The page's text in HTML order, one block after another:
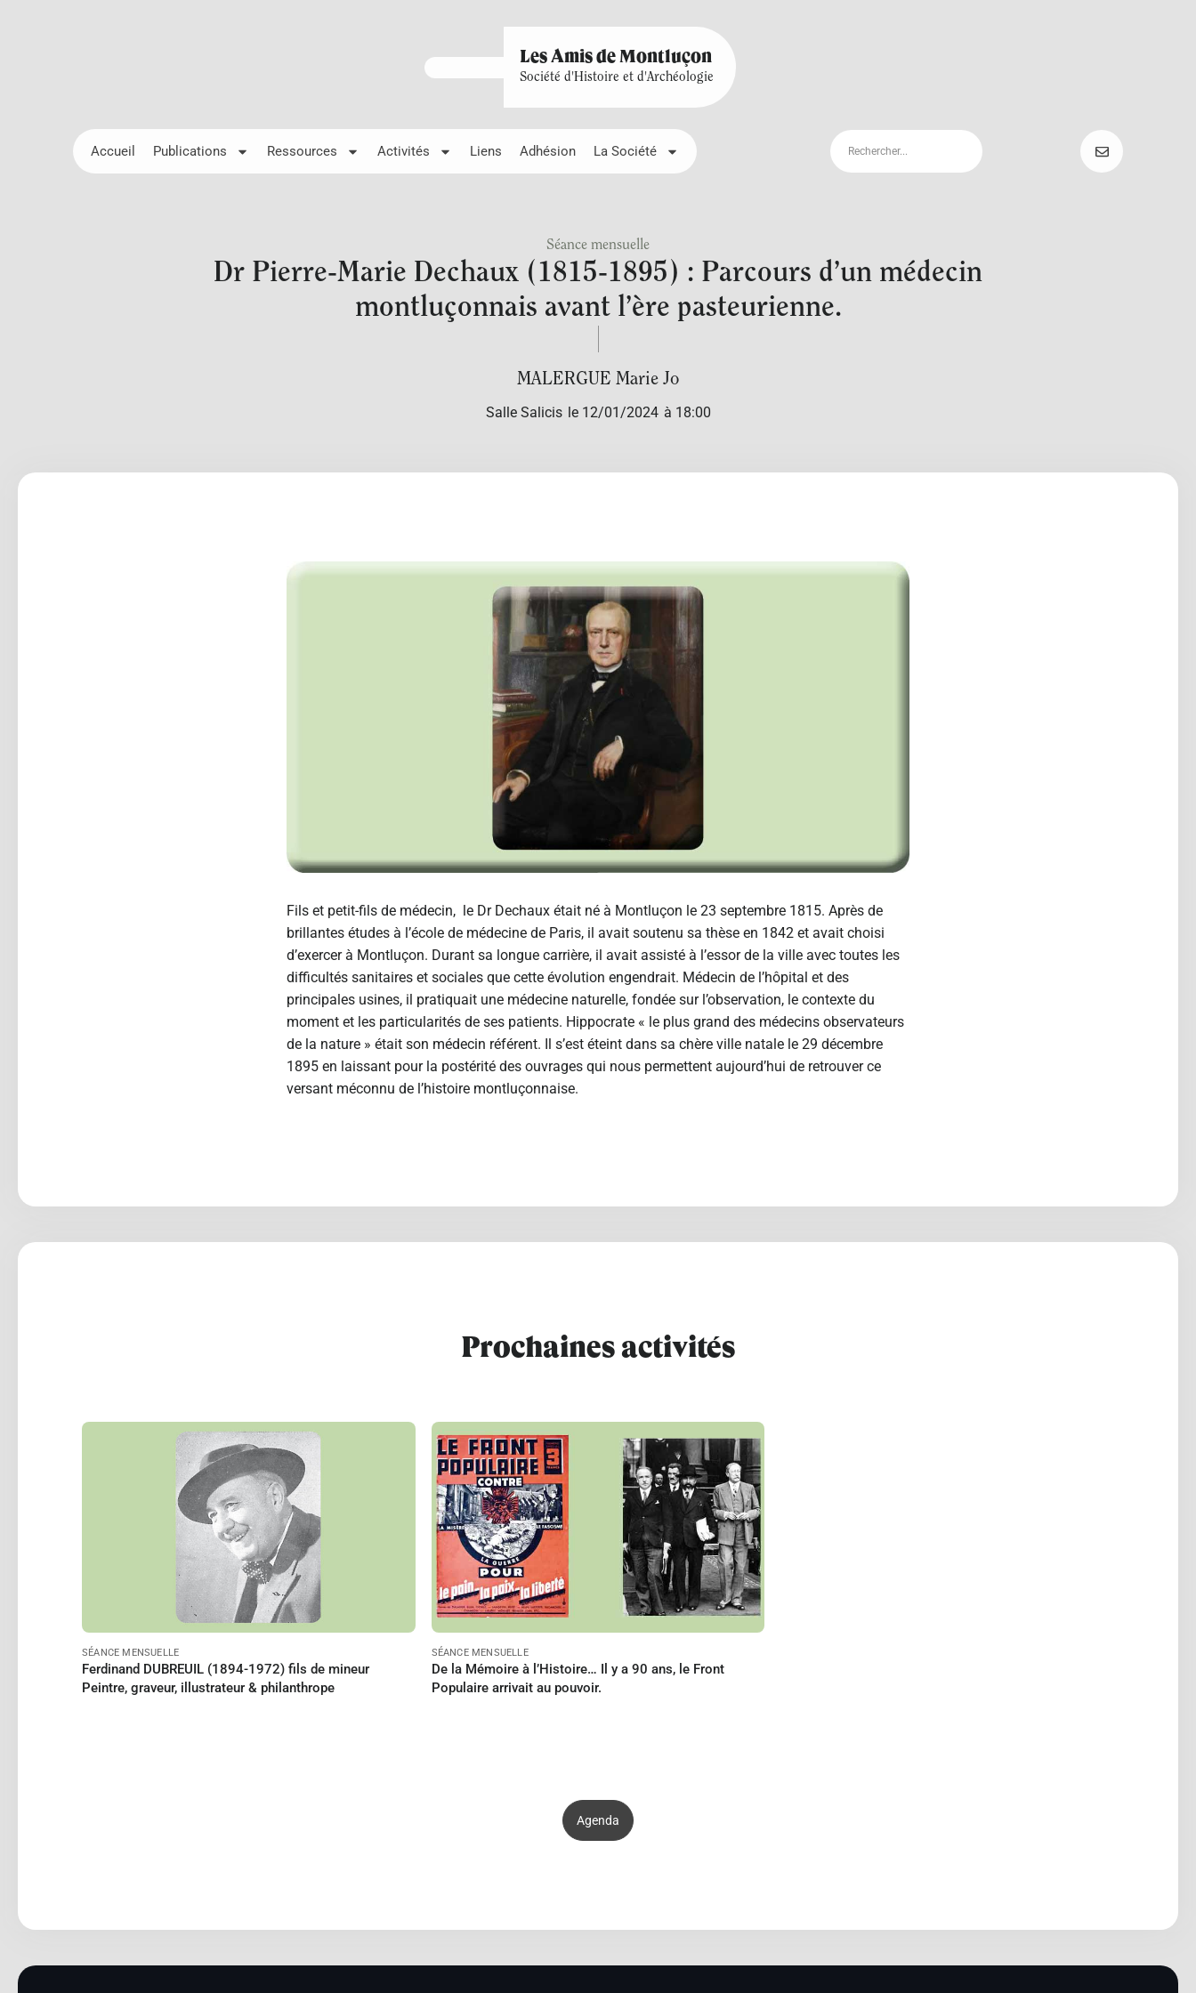
Les Amis de Montluçon
Société d'Histoire et d'Archéologie
Accueil Publications Ressources Activités Liens Adhésion La Société
Séance mensuelle
Dr Pierre-Marie Dechaux (1815-1895) : Parcours d’un médecin
montluçonnais avant l’ère pasteurienne.
MALERGUE Marie Jo
Salle Salicis le 12/01/2024 à 18:00
Fils et petit-fils de médecin, le Dr Dechaux était né à Montluçon le 23 septembre 1815. Après de
brillantes études à l’école de médecine de Paris, il avait soutenu sa thèse en 1842 et avait choisi
d’exercer à Montluçon. Durant sa longue carrière, il avait assisté à l’essor de la ville avec toutes les
difficultés sanitaires et sociales que cette évolution engendrait. Médecin de l’hôpital et des
principales usines, il pratiquait une médecine naturelle, fondée sur l’observation, le contexte du
moment et les particularités de ses patients. Hippocrate « le plus grand des médecins observateurs
de la nature » était son médecin référent. Il s’est éteint dans sa chère ville natale le 29 décembre
1895 en laissant pour la postérité des ouvrages qui nous permettent aujourd’hui de retrouver ce
versant méconnu de l’histoire montluçonnaise.
Prochaines activités
BOIRON Michelle
Le 18/10/2026 à 15:00
Lire
SÉANCE MENSUELLE
Ferdinand DUBREUIL (1894-1972) fils de mineur
Peintre, graveur, illustrateur & philanthrope
PERRIN Jean-Paul
Le 12/02/2027
à 18:00
SÉANCE MENSUELLE
De la Mémoire à l’Histoire… Il y a 90 ans, le Front
Populaire arrivait au pouvoir.
Agenda